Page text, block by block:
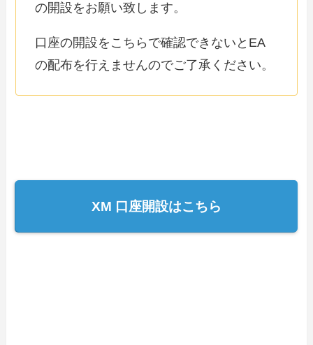
の開設をお願い致します。
口座の開設をこちらで確認できないとEA
の配布を行えませんのでご了承ください。
XM 口座開設はこちら